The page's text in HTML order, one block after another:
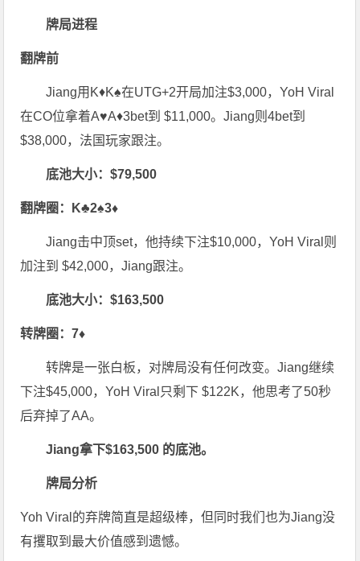
牌局进程
翻牌前
Jiang用K♦K♠在UTG+2开局加注$3,000，YoH Viral
在CO位拿着A♥A♦3bet到 $11,000。Jiang则4bet到
$38,000，法国玩家跟注。
底池大小：$79,500
翻牌圈：K♣2♠3♦
Jiang击中顶set，他持续下注$10,000，YoH Viral则
加注到 $42,000，Jiang跟注。
底池大小：$163,500
转牌圈：7♦
转牌是一张白板，对牌局没有任何改变。Jiang继续
下注$45,000，YoH Viral只剩下 $122K，他思考了50秒
后弃掉了AA。
Jiang拿下$163,500 的底池。
牌局分析
Yoh Viral的弃牌简直是超级棒，但同时我们也为Jiang没
有攫取到最大价值感到遗憾。